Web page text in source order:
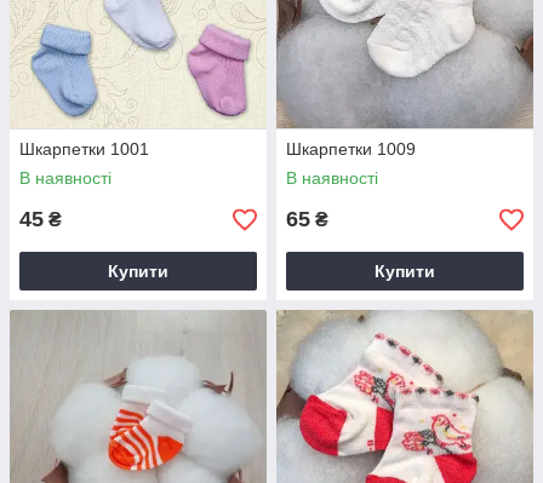
Шкарпетки 1001
В наявності
45 ₴
Купити
Шкарпетки 1009
В наявності
65 ₴
Купити